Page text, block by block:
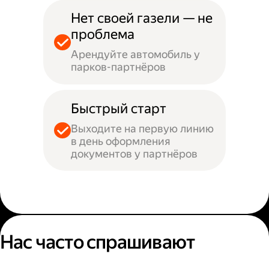
Нет своей газели — не
проблема
Арендуйте автомобиль у
парков-партнёров
Быстрый старт
Выходите на первую линию
в день оформления
документов у партнёров
Нас часто спрашивают